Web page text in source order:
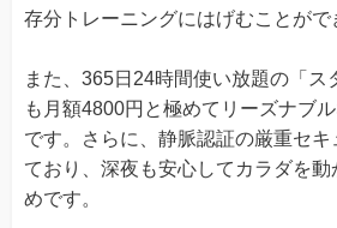
存分トレーニングにはげむことがで
また、365日24時間使い放題の「ス
も月額4800円と極めてリーズナブ
です。さらに、静脈認証の厳重セ
ており、深夜も安心してカラダを
めです。